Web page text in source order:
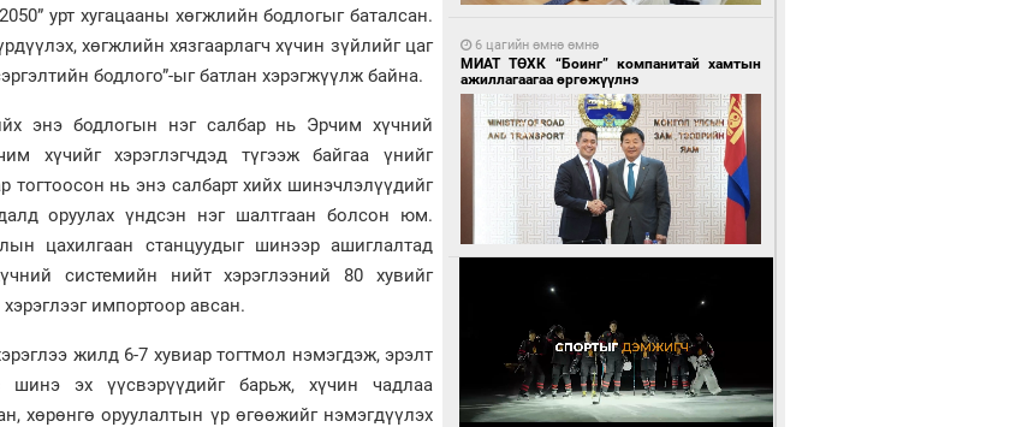
урт хугацааны хөгжлийн бодлогыг баталсан.
хөгжлийн хязгаарлагч хүчин зүйлийг цаг
бодлого”-ыг батлан хэрэгжүүлж байна.
энэ бодлогын нэг салбар нь Эрчим хүчний
хүчийг хэрэглэгчдэд түгээж байгаа үнийг
тогтоосон нь энэ салбарт хийх шинэчлэлүүдийг
оруулах үндсэн нэг шалтгаан болсон юм.
цахилгаан станцуудыг шинээр ашиглалтад
системийн нийт хэрэглээний 80 хувийг
импортоор авсан.
жилд 6-7 хувиар тогтмол нэмэгдэж, эрэлт
эх үүсвэрүүдийг барьж, хүчин чадлаа
хөрөнгө оруулалтын үр өгөөжийг нэмэгдүүлэх
6 цагийн өмнө өмнө
МИАТ ТӨХК “Боинг” компанитай хамтын
ажиллагаагаа өргөжүүлнэ